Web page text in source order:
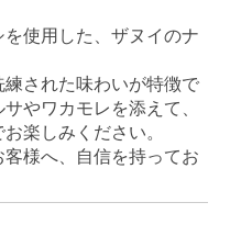
使用した、ザヌイのナ
された味わいが特徴で
やワカモレを添えて、
楽しみください。
様へ、自信を持ってお